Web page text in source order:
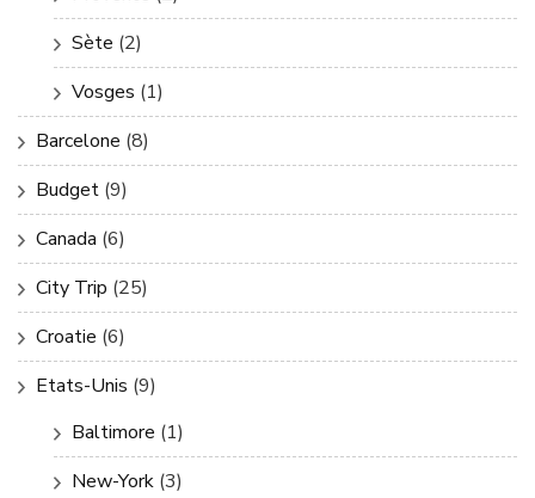
Sète (2)
Vosges (1)
Barcelone (8)
Budget (9)
Canada (6)
City Trip (25)
Croatie (6)
Etats-Unis (9)
Baltimore (1)
New-York (3)